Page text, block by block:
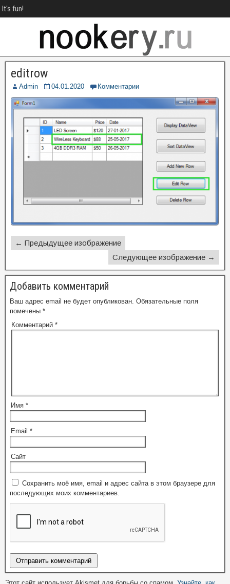
It's fun!
editrow
Admin 04.01.2020 Комментарии
← Предыдущее изображение
Следующее изображение →
Добавить комментарий
Ваш адрес email не будет опубликован. Обязательные поля
помечены *
Комментарий *
Имя *
Email *
Сайт
Сохранить моё имя, email и адрес сайта в этом браузере для
последующих моих комментариев.